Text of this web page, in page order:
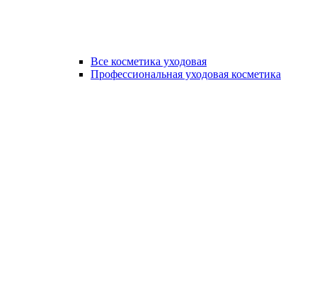
Все косметика уходовая
Профессиональная уходовая косметика